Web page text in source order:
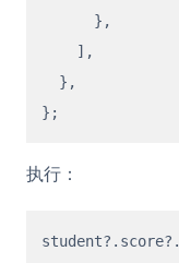
      },
    ],
  },
执行：
student?. score?.